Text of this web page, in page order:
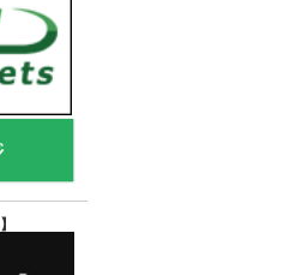
】